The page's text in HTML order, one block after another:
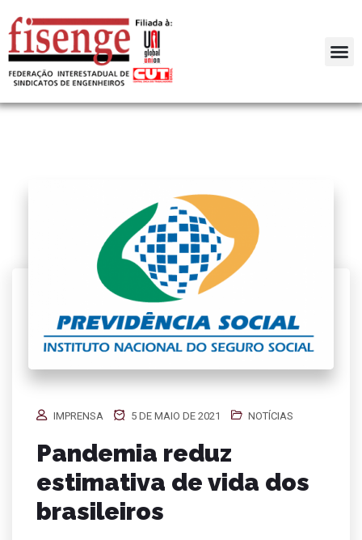
IMPRENSA 5 DE MAIO DE 2021 NOTÍCIAS
Pandemia reduz
estimativa de vida dos
brasileiros